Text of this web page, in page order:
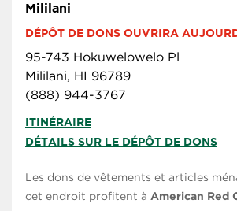
Mililani
DÉPÔT DE DONS OUVRIRA
95-743 Hokuwelowelo Pl
Mililani, HI 96789
(888) 944-3767
ITINÉRAIRE
DÉTAILS SUR LE DÉPÔT DE DONS
Les dons de vêtements et articles
cet endroit profitent à American Red